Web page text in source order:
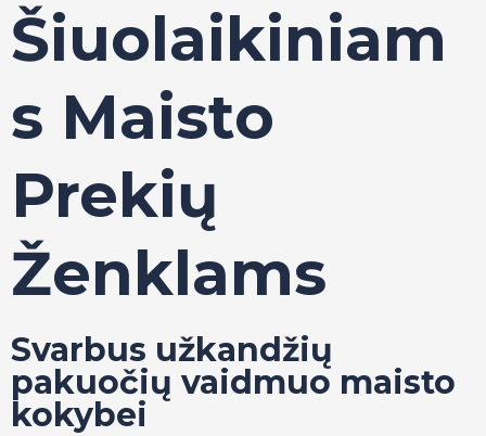
Šiuolaikiniam
S Maisto
Prekių
Ženklams
Svarbus užkandžių
pakuočių vaidmuo maisto
kokybei